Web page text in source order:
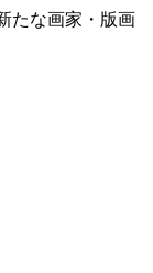
たな画家・版画